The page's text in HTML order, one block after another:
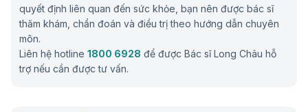
quyết định liên quan đến sức khỏe, bạn nên được bác sĩ
thăm khám, chẩn đoán và điều trị theo hướng dẫn chuyên
môn.
Liên hệ hotline 1800 6928 để được Bác sĩ Long Châu hỗ
trợ nếu cần được tư vấn.